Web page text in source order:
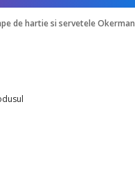
de hartie si servetele Okerman